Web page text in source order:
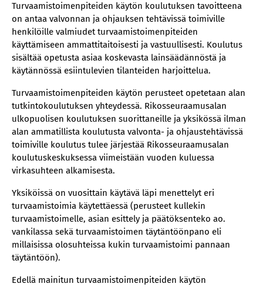
Turvaamistoimenpiteiden käytön koulutuksen tavoitteena
on antaa valvonnan ja ohjauksen tehtävissä toimiville
henkilöille valmiudet turvaamistoimenpiteiden
käyttämiseen ammattitaitoisesti ja vastuullisesti. Koulutus
sisältää opetusta asiaa koskevasta lainsäädännöstä ja
käytännössä esiintulevien tilanteiden harjoittelua.
Turvaamistoimenpiteiden käytön perusteet opetetaan alan
tutkintokoulutuksen yhteydessä. Rikosseuraamusalan
ulkopuolisen koulutuksen suorittaneille ja yksikössä ilman
alan ammatillista koulutusta valvonta- ja ohjaustehtävissä
toimiville koulutus tulee järjestää Rikosseuraamusalan
koulutuskeskuksessa viimeistään vuoden kuluessa
virkasuhteen alkamisesta.
Yksiköissä on vuosittain käytävä läpi menettelyt eri
turvaamistoimia käytettäessä (perusteet kullekin
turvaamistoimelle, asian esittely ja päätöksenteko ao.
vankilassa sekä turvaamistoimen täytäntöönpano eli
millaisissa olosuhteissa kukin turvaamistoimi pannaan
täytäntöön).
Edellä mainitun turvaamistoimenpiteiden käytön